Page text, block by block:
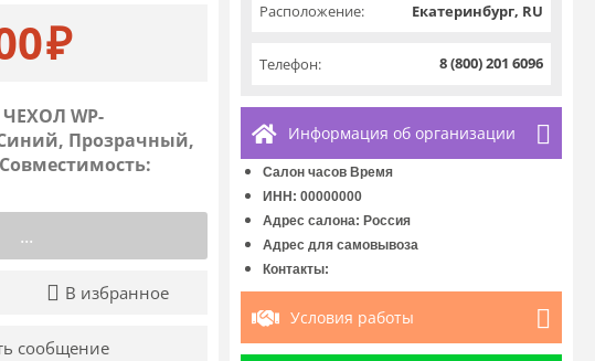
₽
WP-
Синий, Прозрачный,
...
В избранное
сообщение
Расположение: Екатеринбург, RU
Телефон: 8 (800) 201 6096
Информация об организации
Салон часов Время
ИНН: 00000000
Адрес салона: Россия
Адрес для самовывоза
Контакты:
Условия работы